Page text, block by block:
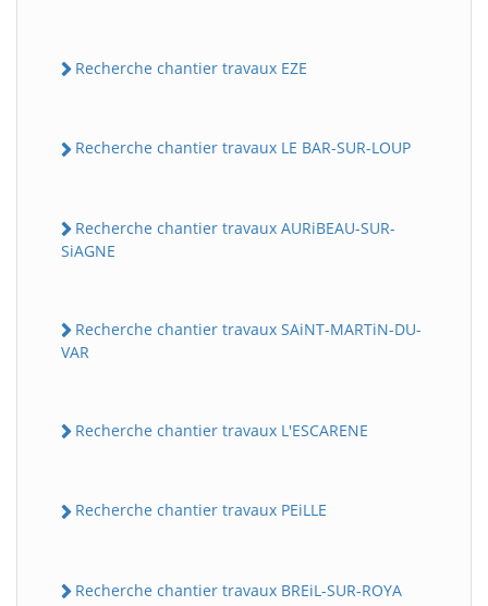
Recherche chantier travaux EZE
Recherche chantier travaux LE BAR-SUR-LOUP
Recherche chantier travaux AURiBEAU-SUR-
SiAGNE
Recherche chantier travaux SAiNT-MARTiN-DU-
VAR
Recherche chantier travaux L'ESCARENE
Recherche chantier travaux PEiLLE
Recherche chantier travaux BREiL-SUR-ROYA